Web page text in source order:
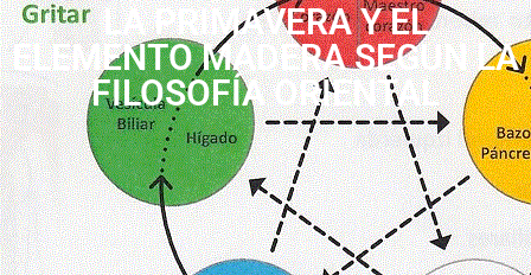
LA PRIMAVERA Y EL
ELEMENTO MADERA SEGUN LA
FILOSOFÍA ORIENTAL